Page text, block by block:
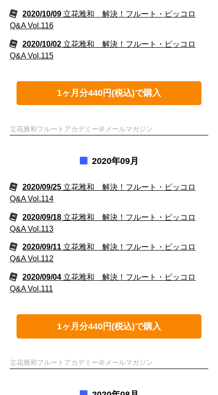
2020/10/09 立花雅和 解決！フルート・ピッコロ
Q&A Vol.116
2020/10/02 立花雅和 解決！フルート・ピッコロ
Q&A Vol.115
1ヶ月分440円(税込)で購入
立花雅和フルートアカデミー＠メールマガジン
2020年09月
2020/09/25 立花雅和 解決！フルート・ピッコロ
Q&A Vol.114
2020/09/18 立花雅和 解決！フルート・ピッコロ
Q&A Vol.113
2020/09/11 立花雅和 解決！フルート・ピッコロ
Q&A Vol.112
2020/09/04 立花雅和 解決！フルート・ピッコロ
Q&A Vol.111
1ヶ月分440円(税込)で購入
立花雅和フルートアカデミー＠メールマガジン